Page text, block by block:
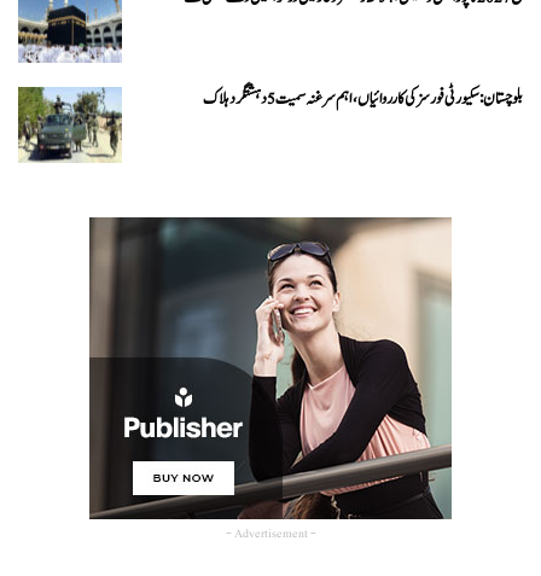
بلوچستان: سکیورٹی فورسز کی کارروائیاں، اہم سرغنہ سمیت 5 دہشتگرد ہلاک
- Advertisement -